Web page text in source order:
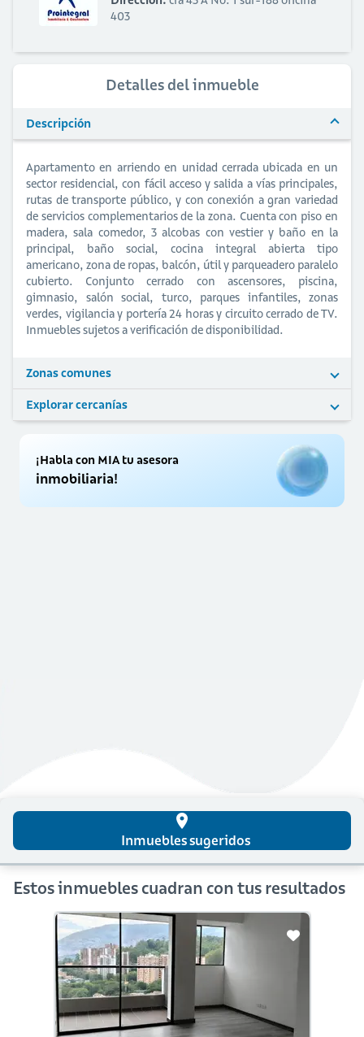
403
Detalles del inmueble
Descripción
Apartamento en arriendo en unidad cerrada ubicada en un
sector residencial, con fácil acceso y salida a vías principales,
rutas de transporte público, y con conexión a gran variedad
de servicios complementarios de la zona. Cuenta con piso en
madera, sala comedor, 3 alcobas con vestier y baño en la
principal, baño social, cocina integral abierta tipo
americano, zona de ropas, balcón, útil y parqueadero paralelo
cubierto. Conjunto cerrado con ascensores, piscina,
gimnasio, salón social, turco, parques infantiles, zonas
verdes, vigilancia y portería 24 horas y circuito cerrado de TV.
Inmuebles sujetos a verificación de disponibilidad.
Zonas comunes
Explorar cercanías
¡Habla con MIA tu asesora
inmobiliaria!
place
Inmuebles sugeridos
Estos inmuebles cuadran con tus resultados